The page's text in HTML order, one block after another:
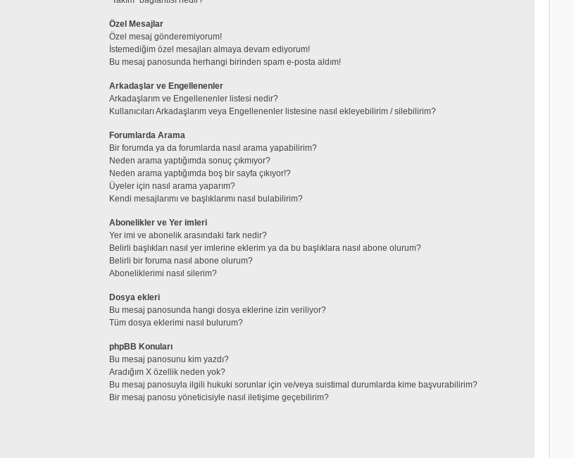
Özel Mesajlar
Özel mesaj gönderemiyorum!
İstemediğim özel mesajları almaya devam ediyorum!
Bu mesaj panosunda herhangi birinden spam e-posta aldım!
Arkadaşlar ve Engellenenler
Arkadaşlarım ve Engellenenler listesi nedir?
Kullanıcıları Arkadaşlarım veya Engellenenler listesine nasıl ekleyebilirim / silebilirim?
Forumlarda Arama
Bir forumda ya da forumlarda nasıl arama yapabilirim?
Neden arama yaptığımda sonuç çıkmıyor?
Neden arama yaptığımda boş bir sayfa çıkıyor!?
Üyeler için nasıl arama yaparım?
Kendi mesajlarımı ve başlıklarımı nasıl bulabilirim?
Abonelikler ve Yer imleri
Yer imi ve abonelik arasındaki fark nedir?
Belirli başlıkları nasıl yer imlerine eklerim ya da bu başlıklara nasıl abone olurum?
Belirli bir foruma nasıl abone olurum?
Aboneliklerimi nasıl silerim?
Dosya ekleri
Bu mesaj panosunda hangi dosya eklerine izin veriliyor?
Tüm dosya eklerimi nasıl bulurum?
phpBB Konuları
Bu mesaj panosunu kim yazdı?
Aradığım X özellik neden yok?
Bu mesaj panosuyla ilgili hukuki sorunlar için ve/veya suistimal durumlarda kime başvurabilirim?
Bir mesaj panosu yöneticisiyle nasıl iletişime geçebilirim?